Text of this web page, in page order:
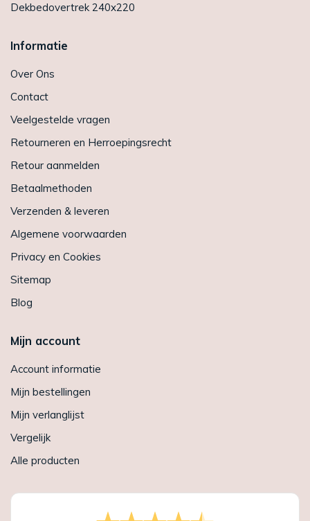
Dekbedovertrek 240x220
Informatie
Over Ons
Contact
Veelgestelde vragen
Retourneren en Herroepingsrecht
Retour aanmelden
Betaalmethoden
Verzenden & leveren
Algemene voorwaarden
Privacy en Cookies
Sitemap
Blog
Mijn account
Account informatie
Mijn bestellingen
Mijn verlanglijst
Vergelijk
Alle producten